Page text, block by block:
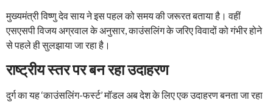
मुख्यमंत्री विष्णु देव साय ने इस पहल को समय की जरूरत बताया है। वहीं
एसएसपी विजय अग्रवाल के अनुसार, काउंसलिंग के जरिए विवादों को गंभीर होने
से पहले ही सुलझाया जा रहा है।
राष्ट्रीय स्तर पर बन रहा उदाहरण
दुर्ग का यह ‘काउंसलिंग-फर्स्ट’ मॉडल अब देश के लिए एक उदाहरण बनता जा रहा